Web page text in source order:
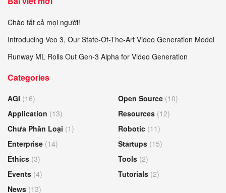
Chào tất cả mọi người!
Introducing Veo 3, Our State-Of-The-Art Video Generation Model
Runway ML Rolls Out Gen-3 Alpha for Video Generation
Categories
AGI (16)
Application (13)
Chưa Phân Loại (1)
Enterprise (14)
Ethics (3)
Events (4)
News (13)
Open Source (10)
Resources (12)
Robotic (11)
Startups (15)
Tools (2)
Tutorials (2)